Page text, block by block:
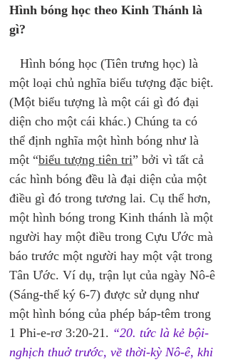
Hình bóng học theo Kinh Thánh là
gì?
Hình bóng học (Tiên trưng học) là
một loại chủ nghĩa biểu tượng đặc biệt.
(Một biểu tượng là một cái gì đó đại
diện cho một cái khác.) Chúng ta có
thể định nghĩa một hình bóng như là
một “biểu tượng tiên tri” bởi vì tất cả
các hình bóng đều là đại diện của một
điều gì đó trong tương lai. Cụ thể hơn,
một hình bóng trong Kinh thánh là một
người hay một điều trong Cựu Ước mà
báo trước một người hay một vật trong
Tân Ước. Ví dụ, trận lụt của ngày Nô-ê
(Sáng-thế ký 6-7) được sử dụng như
một hình bóng của phép báp-têm trong
1 Phi-e-rơ 3:20-21. “20. tức là kẻ bội-
nghịch thuở trước, về thời-kỳ Nô-ê, khi